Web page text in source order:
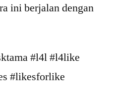
ini berjalan dengan
#l4l #l4like
#likesforlike